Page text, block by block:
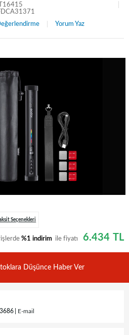
T16415
Yorum Yaz
Seçenekleri
%1 indirim ile fiyatı 6.434 TL
Düşünce Haber Ver
E-mail